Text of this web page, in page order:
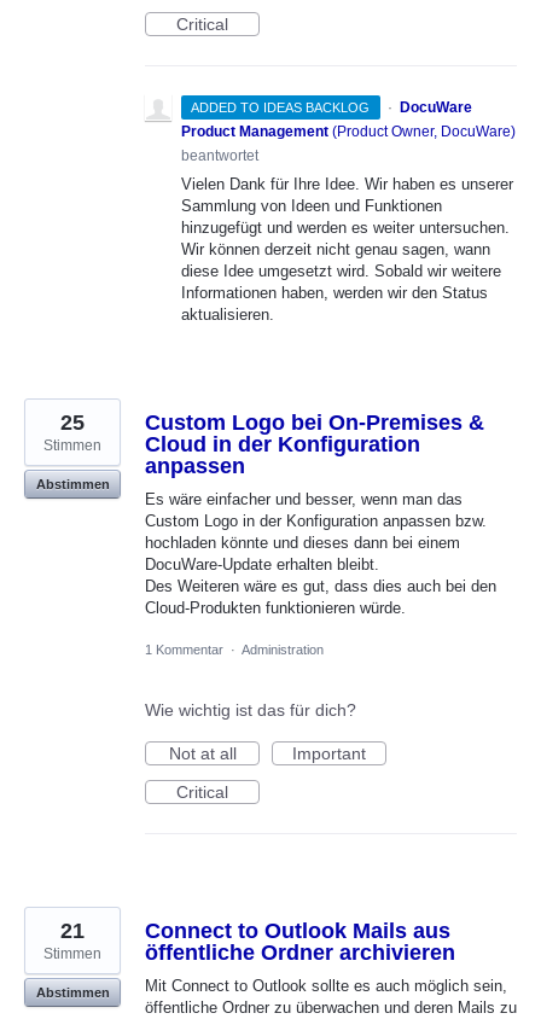
Critical
ADDED TO IDEAS BACKLOG · DocuWare
Product Management (Product Owner, DocuWare)
beantwortet
Vielen Dank für Ihre Idee. Wir haben es unserer
Sammlung von Ideen und Funktionen
hinzugefügt und werden es weiter untersuchen.
Wir können derzeit nicht genau sagen, wann
diese Idee umgesetzt wird. Sobald wir weitere
Informationen haben, werden wir den Status
aktualisieren.
Custom Logo bei On-Premises &
Cloud in der Konfiguration
anpassen
Es wäre einfacher und besser, wenn man das
Custom Logo in der Konfiguration anpassen bzw.
hochladen könnte und dieses dann bei einem
DocuWare-Update erhalten bleibt.
Des Weiteren wäre es gut, dass dies auch bei den
Cloud-Produkten funktionieren würde.
25
Stimmen
Abstimmen
1 Kommentar · Administration
Wie wichtig ist das für dich?
Not at all
Important
Critical
Connect to Outlook Mails aus
öffentliche Ordner archivieren
Mit Connect to Outlook sollte es auch möglich sein,
öffentliche Ordner zu überwachen und deren Mails zu
21
Stimmen
Abstimmen